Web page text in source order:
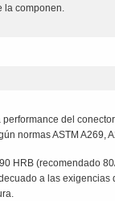
la componen.
del
normas ASTM A269,
HRB (recomendado
a las exigencias